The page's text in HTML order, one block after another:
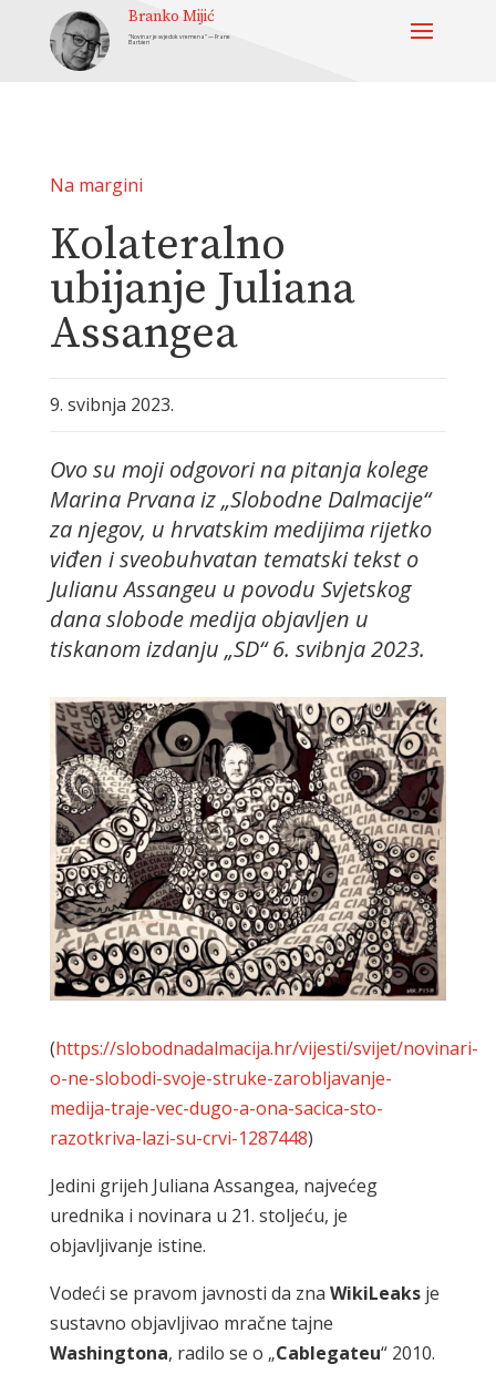
Branko Mijić
“Novinar je svjedok vremena” — Frane
Barbieri
Na margini
Kolateralno
ubijanje Juliana
Assangea
9. svibnja 2023.
Ovo su moji odgovori na pitanja kolege
Marina Prvana iz „Slobodne Dalmacije“
za njegov, u hrvatskim medijima rijetko
viđen i sveobuhvatan tematski tekst o
Julianu Assangeu u povodu Svjetskog
dana slobode medija objavljen u
tiskanom izdanju „SD“ 6. svibnja 2023.
(https://slobodnadalmacija.hr/vijesti/svijet/novinari-
o-ne-slobodi-svoje-struke-zarobljavanje-
medija-traje-vec-dugo-a-ona-sacica-sto-
razotkriva-lazi-su-crvi-1287448)
Jedini grijeh Juliana Assangea, najvećeg
urednika i novinara u 21. stoljeću, je
objavljivanje istine.
Vodeći se pravom javnosti da zna WikiLeaksje
sustavno objavljivao mračne tajne
Washingtona, radilo se o „Cablegateu“ 2010.